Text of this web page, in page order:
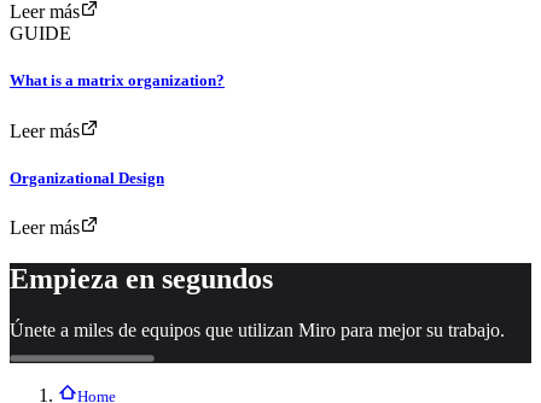
Leer más
GUIDE
What is a matrix organization?
Leer más
Organizational Design
Leer más
Empieza en segundos
Únete a miles de equipos que utilizan Miro para mejor su trabajo.
Home